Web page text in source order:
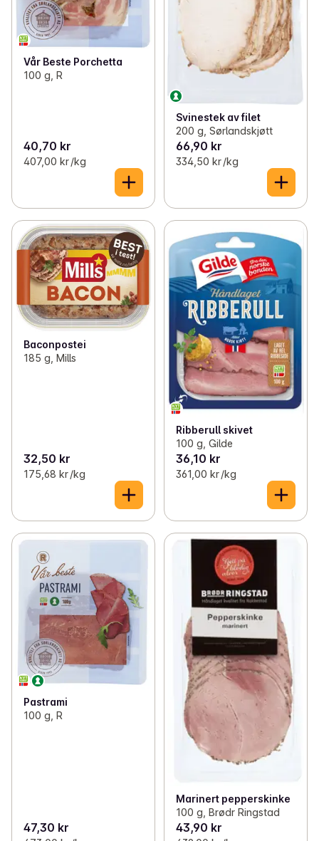
Vår Beste Porchetta
100 g, R
40,70 kr
407,00 kr /kg
Svinestek av filet
200 g, Sørlandskjøtt
66,90 kr
334,50 kr /kg
Baconpostei
185 g, Mills
32,50 kr
175,68 kr /kg
Ribberull skivet
100 g, Gilde
36,10 kr
361,00 kr /kg
Pastrami
100 g, R
47,30 kr
Marinert pepperskinke
100 g, Brødr Ringstad
43,90 kr